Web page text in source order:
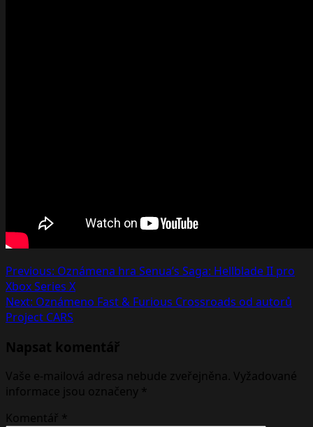
Post
navigation
Previous: Oznámena hra Senua’s Saga: Hellblade II pro
Xbox Series X
Next: Oznámeno Fast & Furious Crossroads od autorů
Project CARS
Napsat komentář
Vaše e-mailová adresa nebude zveřejněna. Vyžadované
informace jsou označeny *
Komentář *